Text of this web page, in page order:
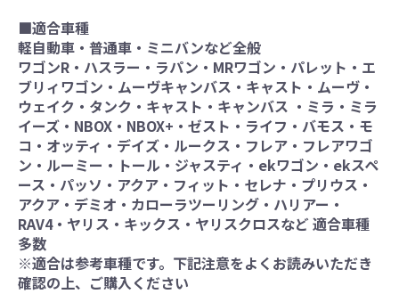
■適合車種
軽自動車・普通車・ミニバンなど全般
ワゴンR・ハスラー・ラパン・MRワゴン・パレット・エ
ブリィワゴン・ムーヴキャンバス・キャスト・ムーヴ・
ウェイク・タンク・キャスト・キャンバス ・ミラ・ミラ
イーズ・NBOX・NBOX+・ゼスト・ライフ・バモス・モ
コ・オッティ・デイズ・ルークス・フレア・フレアワゴ
ン・ルーミー・トール・ジャスティ・ekワゴン・ekスペ
ース・パッソ・アクア・フィット・セレナ・プリウス・
アクア・デミオ・カローラツーリング・ハリアー・
RAV4・ヤリス・キックス・ヤリスクロスなど 適合車種
多数
※適合は参考車種です。下記注意をよくお読みいただき
確認の上、ご購入ください